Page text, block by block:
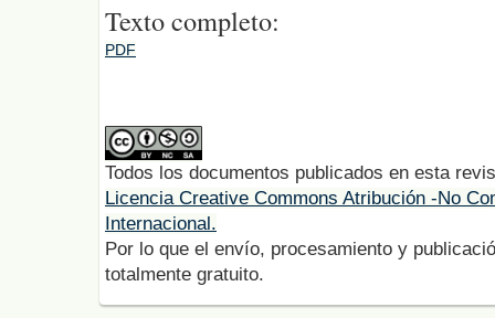
Texto completo:
PDF
Todos los documentos publicados en esta
Licencia Creative Commons Atribución -No
Internacional.
Por lo que el envío, procesamiento y
totalmente gratuito.